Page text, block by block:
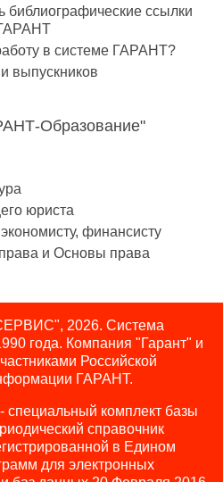
библиографические ссылки
в системе ГАРАНТ?
выпускников
Образование"
юриста
финансисту
и Основы права
2026. Система
года. Компания "Гарант" и
Российской
ГАРАНТ.
комплект базы
справочник
в Едином
для электронных